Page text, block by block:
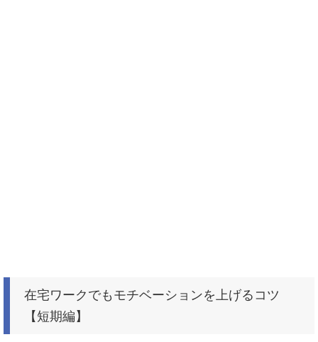
在宅ワークでもモチベーションを上げるコツ
【短期編】